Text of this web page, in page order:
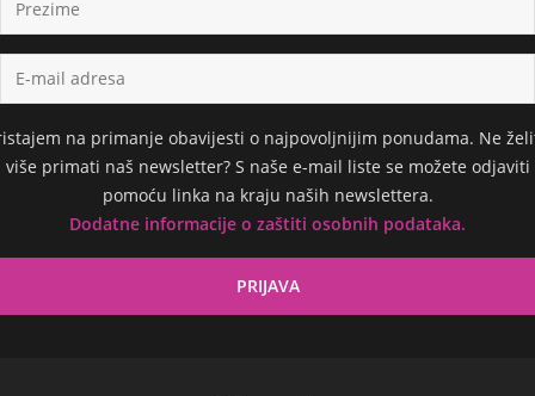
na primanje obavijesti o najpovoljnijim ponudama. Ne
više primati naš newsletter? S naše e-mail liste se možete odjaviti
pomoću linka na kraju naših newslettera.
Dodatne informacije o zaštiti osobnih podataka.